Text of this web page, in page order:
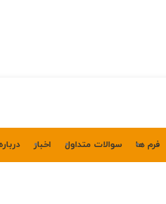
فرم ها سوالات متداول اخبار